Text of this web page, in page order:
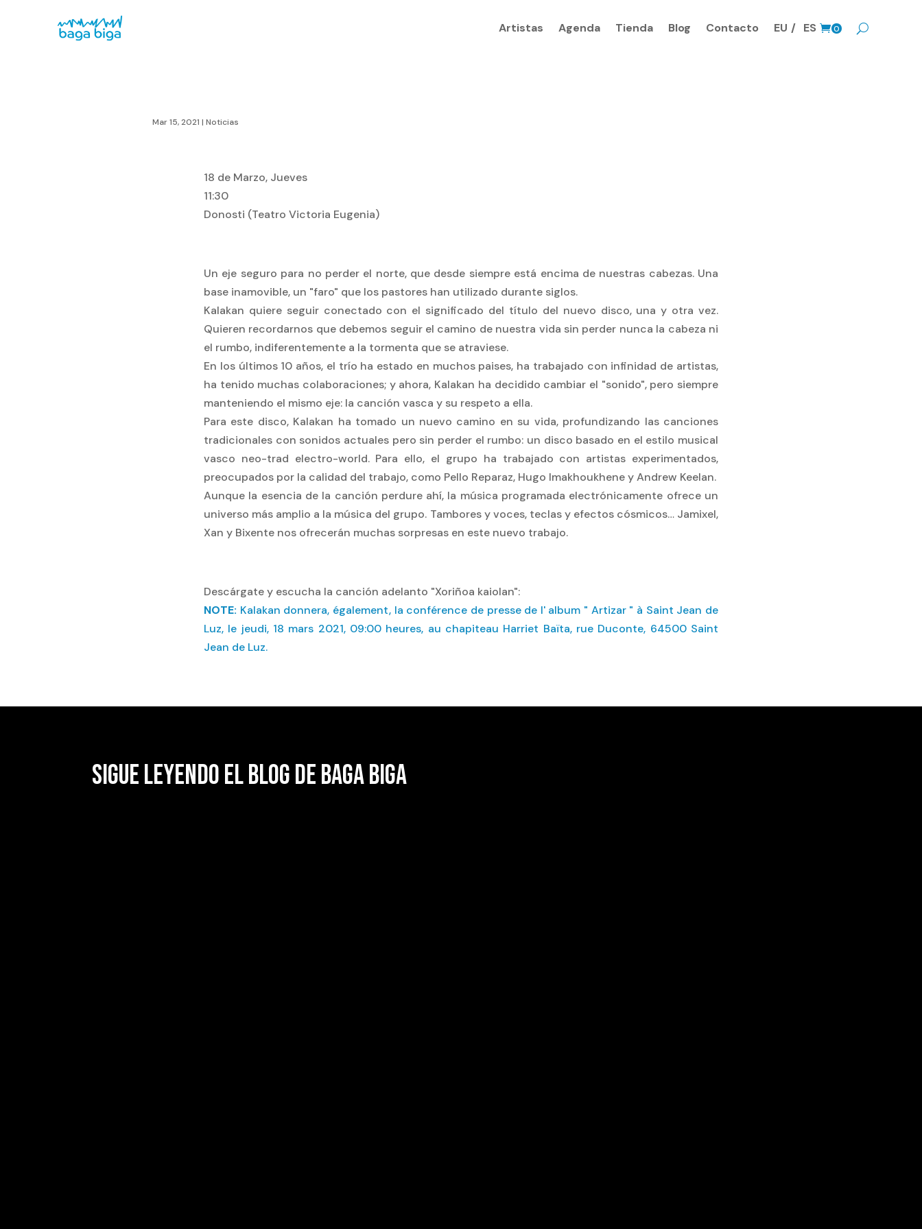
Artistas Agenda Tienda Blog Contacto EU ES
0
Mar 15, 2021 | Noticias
18 de Marzo, Jueves
11:30
Donosti (Teatro Victoria Eugenia)
Un eje seguro para no perder el norte, que desde siempre está encima de nuestras cabezas. Una
base inamovible, un "faro" que los pastores han utilizado durante siglos.
Kalakan quiere seguir conectado con el significado del título del nuevo disco, una y otra vez.
Quieren recordarnos que debemos seguir el camino de nuestra vida sin perder nunca la cabeza ni
el rumbo, indiferentemente a la tormenta que se atraviese.
En los últimos 10 años, el trío ha estado en muchos paises, ha trabajado con infinidad de artistas,
ha tenido muchas colaboraciones; y ahora, Kalakan ha decidido cambiar el "sonido", pero siempre
manteniendo el mismo eje: la canción vasca y su respeto a ella.
Para este disco, Kalakan ha tomado un nuevo camino en su vida, profundizando las canciones
tradicionales con sonidos actuales pero sin perder el rumbo: un disco basado en el estilo musical
vasco neo-trad electro-world. Para ello, el grupo ha trabajado con artistas experimentados,
preocupados por la calidad del trabajo, como Pello Reparaz, Hugo Imakhoukhene y Andrew Keelan.
Aunque la esencia de la canción perdure ahí, la música programada electrónicamente ofrece un
universo más amplio a la música del grupo. Tambores y voces, teclas y efectos cósmicos… Jamixel,
Xan y Bixente nos ofrecerán muchas sorpresas en este nuevo trabajo.
Descárgate y escucha la canción adelanto "Xoriñoa kaiolan":
NOTE: Kalakan donnera, également, la conférence de presse de l' album " Artizar " à Saint Jean de
Luz, le jeudi, 18 mars 2021, 09:00 heures, au chapiteau Harriet Baïta, rue Duconte, 64500 Saint
Jean de Luz.
SIGUE LEYENDO EL BLOG DE BAGA BIGA